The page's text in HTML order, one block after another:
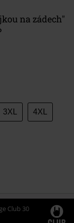
na zádech"
3XL 4XL
Club 30